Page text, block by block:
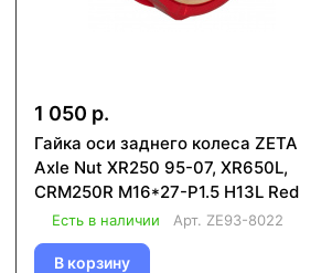
1 050 р.
Гайка оси заднего колеса ZETA
Axle Nut XR250 95-07, XR650L,
CRM250R M16*27-P1.5 H13L Red
Есть в наличии Арт. ZE93-8022
В корзину